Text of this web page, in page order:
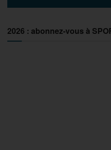
2026 : abonnez-vous à